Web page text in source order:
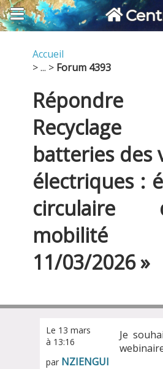
Accueil
> ... > Forum 4393
batteries des
électriques :
mobilité
11/03/2026 »
Le 13 mars
à 13:16
par NZIENGUI
Je